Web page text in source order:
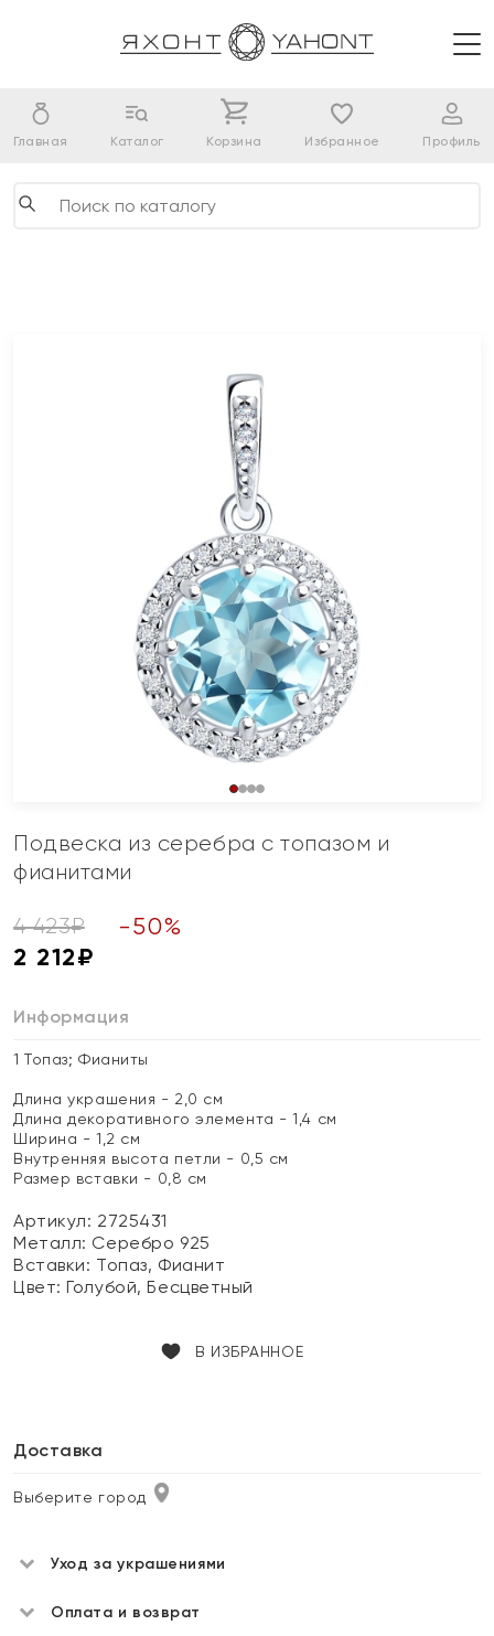
Главная Каталог Корзина Избранное Профиль
Подвеска из серебра с топазом и
фианитами
4 423₽ -50%
2 212₽
Информация
1 Топаз; Фианиты
Длина украшения - 2,0 см
Длина декоративного элемента - 1,4 см
Ширина - 1,2 см
Внутренняя высота петли - 0,5 см
Размер вставки - 0,8 см
Артикул: 2725431
Металл: Серебро 925
Вставки: Топаз, Фианит
Цвет:Голубой, Бесцветный
В ИЗБРАННОЕ
Доставка
Выберите город
Уход за украшениями
Оплата и возврат